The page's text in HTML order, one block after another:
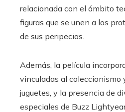
relacionada con el ámbito
figuras que se unen a los
de sus peripecias.
Además, la película
vinculadas al coleccionismo
juguetes, y la presencia de
especiales de Buzz